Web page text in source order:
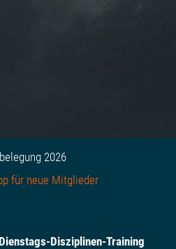
2026
für neue Mitglieder
Dienstags-Disziplinen-Training